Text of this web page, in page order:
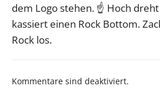
dem Logo stehen. ☝️ Hoch
kassiert einen Rock Bottom.
Rock los.
Kommentare sind deaktiviert.